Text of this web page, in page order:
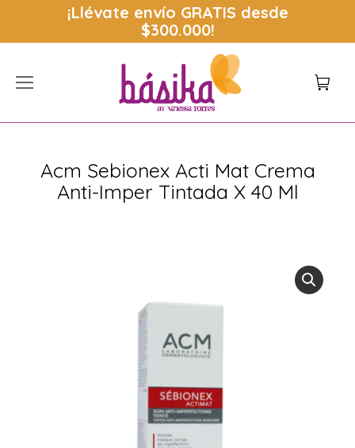
¡Llévate envío GRATIS desde
$300.000!
Acm Sebionex Acti Mat Crema
Anti-Imper Tintada X 40 Ml